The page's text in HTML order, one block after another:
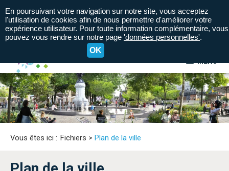
MENU
A= A- A+
Vous êtes ici : Fichiers > Plan de la ville
En poursuivant votre navigation sur notre site, vous acceptez
l'utilisation de cookies afin de nous permettre d'améliorer votre
expérience utilisateur. Pour toute information complémentaire, vous
pouvez vous rendre sur notre page 'données personnelles'.
OK